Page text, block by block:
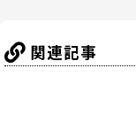
関連記事